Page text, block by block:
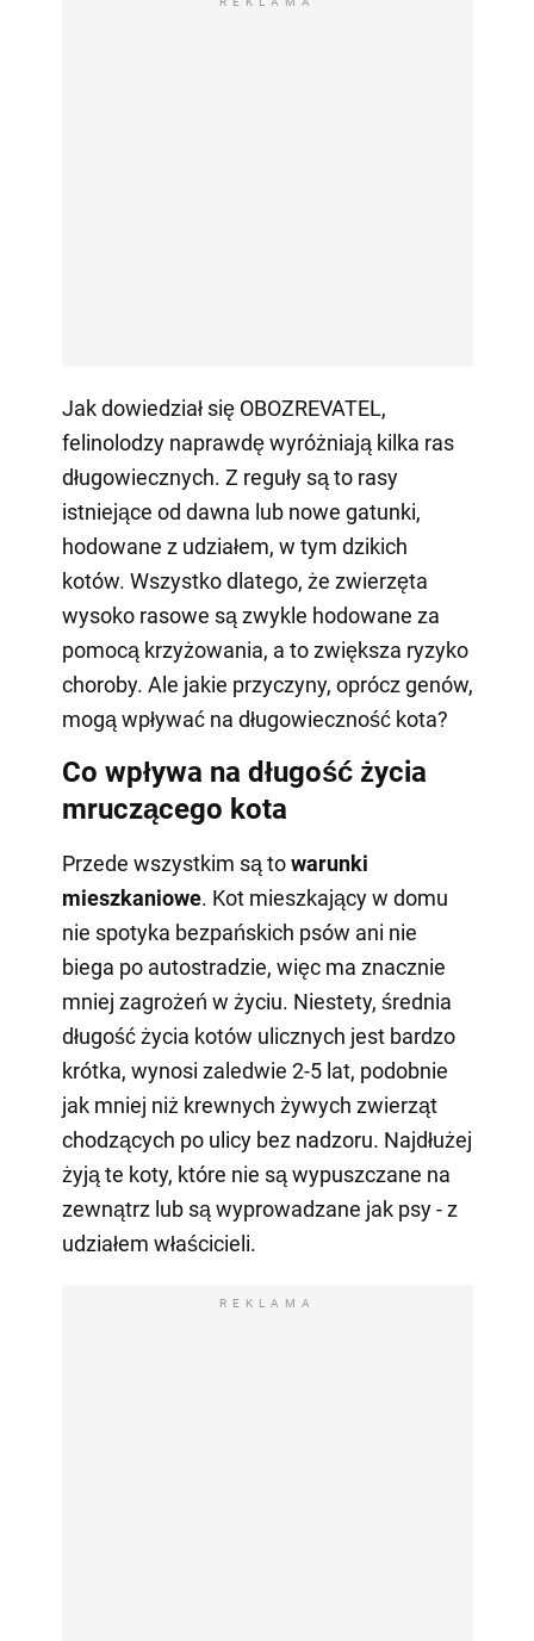
Jak dowiedział się OBOZREVATEL,
felinolodzy naprawdę wyróżniają kilka ras
długowiecznych. Z reguły są to rasy
istniejące od dawna lub nowe gatunki,
hodowane z udziałem, w tym dzikich
kotów. Wszystko dlatego, że zwierzęta
wysoko rasowe są zwykle hodowane za
pomocą krzyżowania, a to zwiększa ryzyko
choroby. Ale jakie przyczyny, oprócz genów,
mogą wpływać na długowieczność kota?
Co wpływa na długość życia
mruczącego kota
Przede wszystkim są towarunki
mieszkaniowe. Kot mieszkający w domu
nie spotyka bezpańskich psów ani nie
biega po autostradzie, więc ma znacznie
mniej zagrożeń w życiu. Niestety, średnia
długość życia kotów ulicznych jest bardzo
krótka, wynosi zaledwie 2-5 lat, podobnie
jak mniej niż krewnych żywych zwierząt
chodzących po ulicy bez nadzoru. Najdłużej
żyją te koty, które nie są wypuszczane na
zewnątrz lub są wyprowadzane jak psy - z
udziałem właścicieli.
REKLAMA